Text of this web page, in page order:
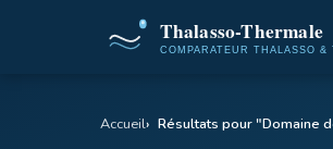
Accueil Résultats pour "Domaine